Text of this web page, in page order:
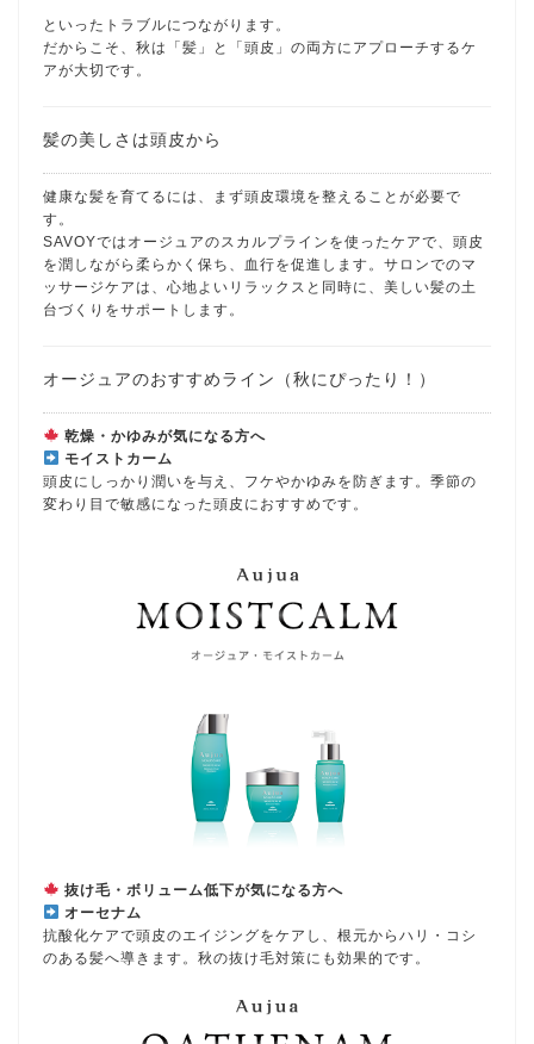
といったトラブルにつながります。
だからこそ、秋は「髪」と「頭皮」の両方にアプローチするケ
アが大切です。
髪の美しさは頭皮から
健康な髪を育てるには、まず頭皮環境を整えることが必要で
す。
SAVOYではオージュアのスカルプラインを使ったケアで、頭皮
を潤しながら柔らかく保ち、血行を促進します。サロンでのマ
ッサージケアは、心地よいリラックスと同時に、美しい髪の土
台づくりをサポートします。
オージュアのおすすめライン（秋にぴったり！）
乾燥・かゆみが気になる方へ
モイストカーム
頭皮にしっかり潤いを与え、フケやかゆみを防ぎます。季節の
変わり目で敏感になった頭皮におすすめです。
抜け毛・ボリューム低下が気になる方へ
オーセナム
抗酸化ケアで頭皮のエイジングをケアし、根元からハリ・コシ
のある髪へ導きます。秋の抜け毛対策にも効果的です。